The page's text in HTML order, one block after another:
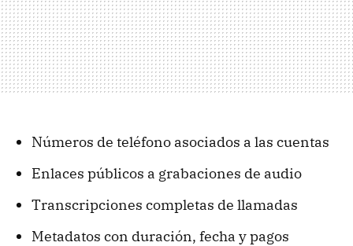
Números de teléfono asociados a las cuentas
Enlaces públicos a grabaciones de audio
Transcripciones completas de llamadas
Metadatos con duración, fecha y pagos